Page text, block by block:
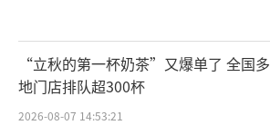
“立秋的第一杯奶茶”又爆单了 全国多
地门店排队超300杯
2026-08-07 14:53:21